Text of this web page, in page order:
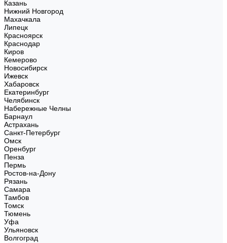
Казань
Нижний Новгород
Махачкала
Липецк
Красноярск
Краснодар
Киров
Кемерово
Новосибирск
Ижевск
Хабаровск
Екатеринбург
Челябинск
Набережные Челны
Барнаул
Астрахань
Санкт-Петербург
Омск
Оренбург
Пенза
Пермь
Ростов-на-Дону
Рязань
Самара
Тамбов
Томск
Тюмень
Уфа
Ульяновск
Волгоград